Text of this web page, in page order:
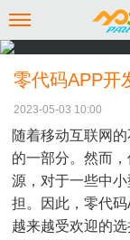
零代码APP开
2023-05-03 10:00
随着移动互联网
的一部分。然而
源，对于一些中
担。因此，零代
越来越受欢迎的选